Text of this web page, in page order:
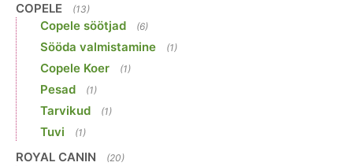
COPELE (13)
Copele söötjad (6)
Sööda valmistamine (1)
Copele Koer (1)
Pesad (1)
Tarvikud (1)
Tuvi (1)
ROYAL CANIN (20)